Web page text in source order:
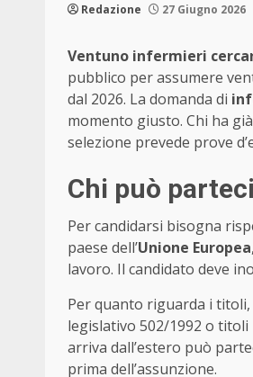
Redazione 27 Giugno 2026
Ventuno infermieri
pubblico per assumere
dal 2026. La domanda di
momento giusto. Chi ha
selezione prevede prove
Chi può
Per candidarsi bisogna
paese dell’Unione Europea
lavoro. Il candidato deve
Per quanto riguarda i
legislativo 502/1992 o titoli
arriva dall’estero può
prima dell’assunzione.